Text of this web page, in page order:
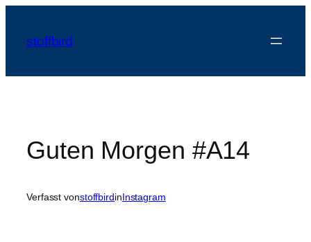
springen
stoffbird
Guten Morgen #A14
Verfasst vonstoffbirdinInstagram